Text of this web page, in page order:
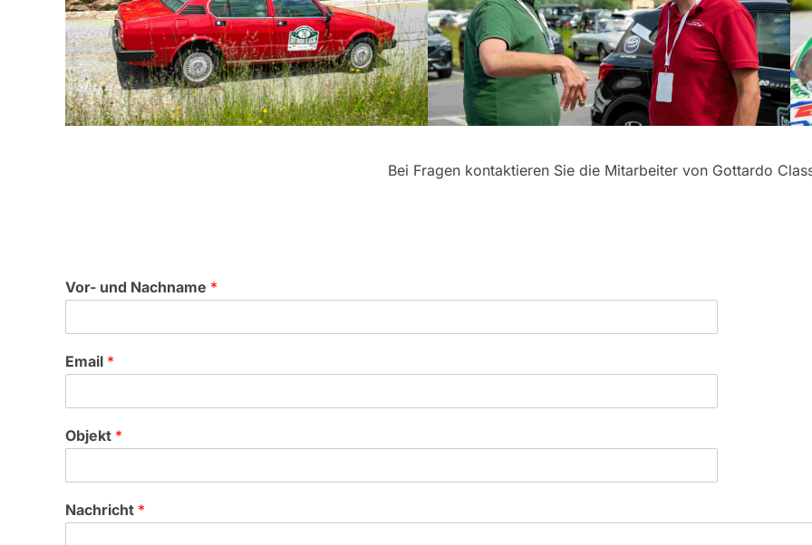
Bei Fragen kontaktieren Sie die Mitarbeiter von Gottardo
Vor- und Nachname *
Email *
Objekt *
Nachricht *